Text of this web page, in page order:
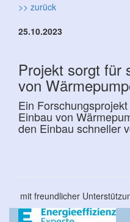
>> zurück
25.10.2023
Projekt sorgt für
von
Ein
Einbau von
den Einbau schneller
mit freundlicher